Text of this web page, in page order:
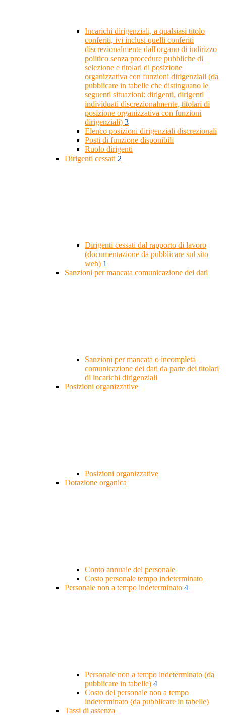
Incarichi dirigenziali, a qualsiasi titolo
conferiti, ivi inclusi quelli conferiti
discrezionalmente dall'organo di indirizzo
politico senza procedure pubbliche di
selezione e titolari di posizione
organizzativa con funzioni dirigenziali (da
pubblicare in tabelle che distinguano le
seguenti situazioni: dirigenti, dirigenti
individuati discrezionalmente, titolari di
posizione organizzativa con funzioni
dirigenziali) 3
Elenco posizioni dirigenziali discrezionali
Posti di funzione disponibili
Ruolo dirigenti
Dirigenti cessati 2
Dirigenti cessati dal rapporto di lavoro
(documentazione da pubblicare sul sito
web) 1
Sanzioni per mancata comunicazione dei dati
Sanzioni per mancata o incompleta
comunicazione dei dati da parte dei titolari
di incarichi dirigenziali
Posizioni organizzative
Posizioni organizzative
Dotazione organica
Conto annuale del personale
Costo personale tempo indeterminato
Personale non a tempo indeterminato 4
Personale non a tempo indeterminato (da
pubblicare in tabelle) 4
Costo del personale non a tempo
indeterminato (da pubblicare in tabelle)
Tassi di assenza